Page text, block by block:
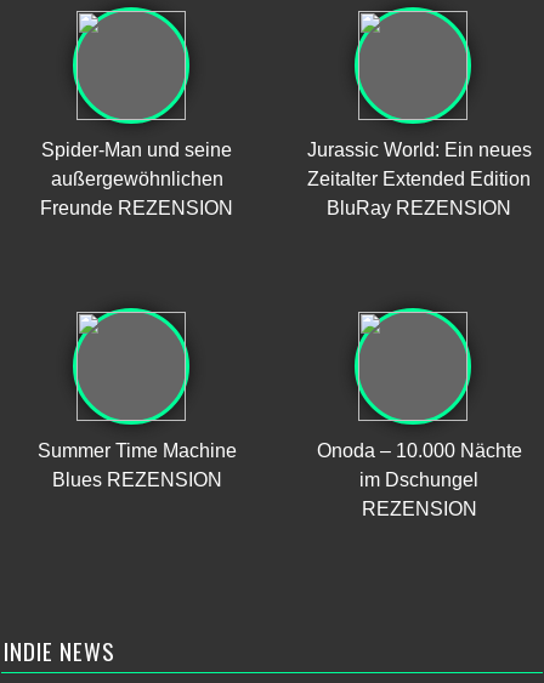
Spider-Man und seine
außergewöhnlichen
Freunde REZENSION
Jurassic World: Ein neues
Zeitalter Extended Edition
BluRay REZENSION
Summer Time Machine
Blues REZENSION
Onoda – 10.000 Nächte
im Dschungel
REZENSION
INDIE NEWS